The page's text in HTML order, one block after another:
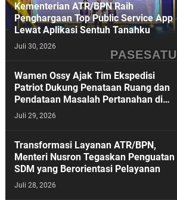
PASESATU
Kementerian ATR/BPN Raih
Penghargaan Top Public Service App
Lewat Aplikasi Sentuh Tanahku
Juli 30, 2026
Wamen Ossy Ajak Tim Ekspedisi
Patriot Dukung Penataan Ruang dan
Pendataan Masalah Pertanahan di
Kawasan Transmigrasi
Juli 29, 2026
Transformasi Layanan ATR/BPN,
Menteri Nusron Tegaskan Penguatan
SDM yang Berorientasi Pelayanan
Juli 28, 2026